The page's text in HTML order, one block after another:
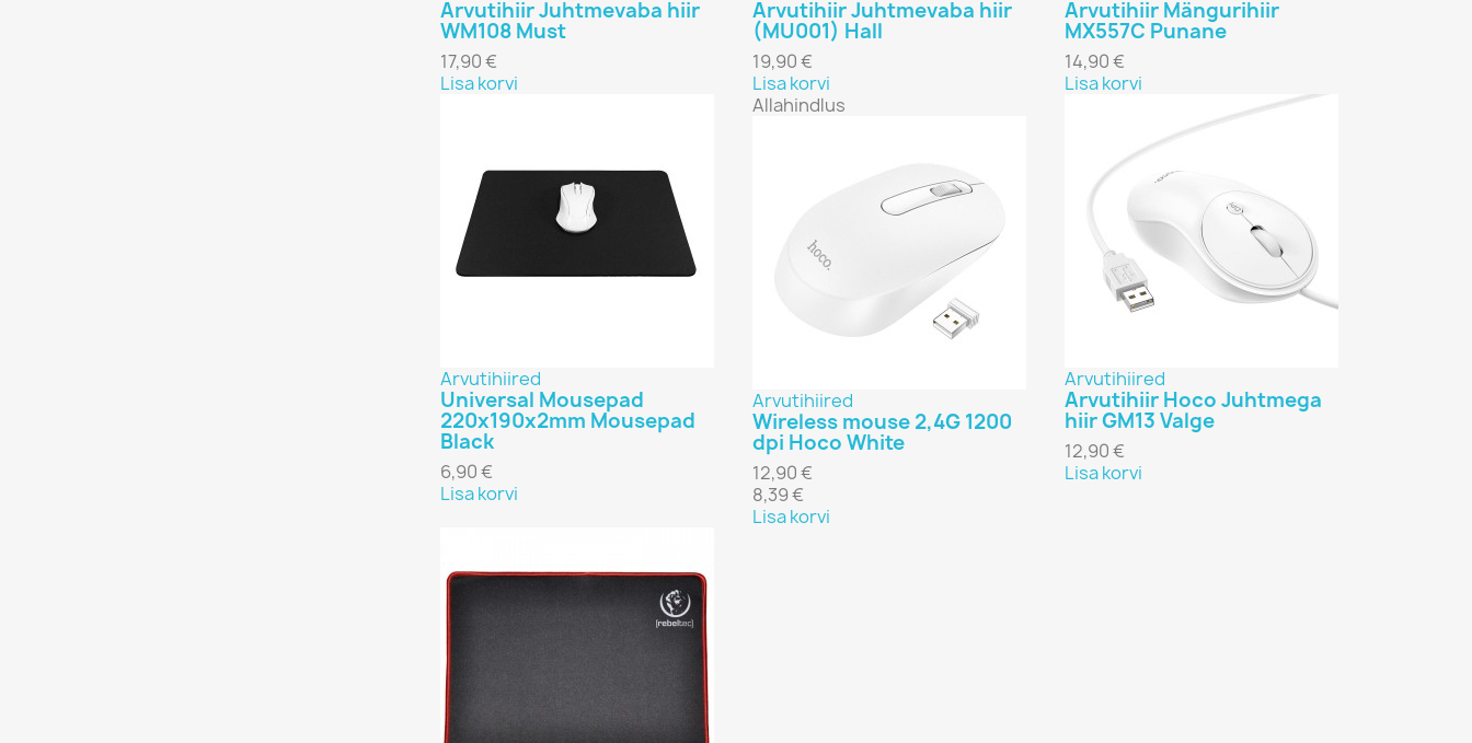
Arvutihiir Juhtmevaba hiir
WM108 Must
17,90 €
Lisa korvi
Arvutihiir Juhtmevaba hiir
(MU001) Hall
19,90 €
Lisa korvi
Arvutihiir Mängurihiir
MX557C Punane
14,90 €
Lisa korvi
Arvutihiired
Universal Mousepad
220x190x2mm Mousepad
Black
6,90 €
Lisa korvi
Allahindlus
Arvutihiired
Wireless mouse 2,4G 1200
dpi Hoco White
12,90 €
8,39 €
Lisa korvi
Arvutihiired
Arvutihiir Hoco Juhtmega
hiir GM13 Valge
12,90 €
Lisa korvi